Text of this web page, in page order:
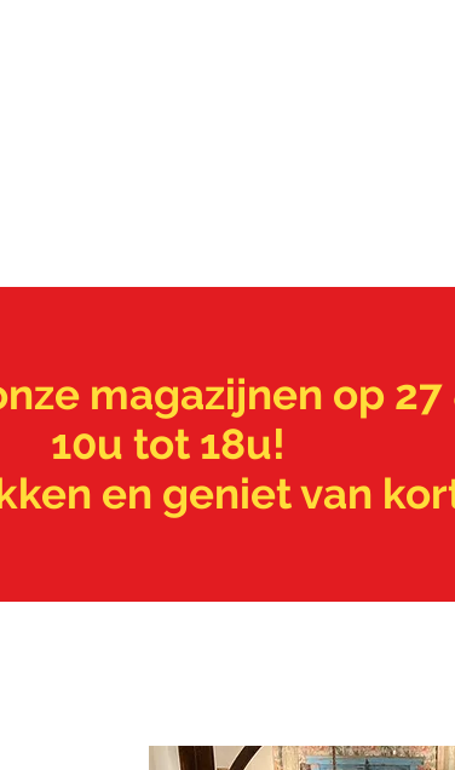
magazijnen op
10u tot 18u!
en geniet van